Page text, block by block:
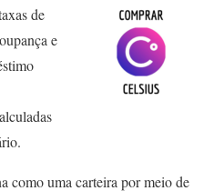
de
e
como uma carteira por meio de